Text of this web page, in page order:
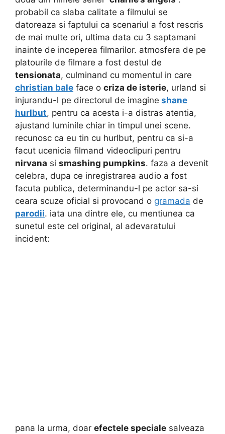
probabil ca slaba calitate a filmului se
datoreaza si faptului ca scenariul a fost rescris
de mai multe ori, ultima data cu 3 saptamani
inainte de inceperea filmarilor. atmosfera de pe
platourile de filmare a fost destul de
tensionata, culminand cu momentul in care
christian bale face o criza de isterie, urland si
injurandu-l pe directorul de imagine shane
hurlbut, pentru ca acesta i-a distras atentia,
ajustand luminile chiar in timpul unei scene.
recunosc ca eu tin cu hurlbut, pentru ca si-a
facut ucenicia filmand videoclipuri pentru
nirvana si smashing pumpkins. faza a devenit
celebra, dupa ce inregistrarea audio a fost
facuta publica, determinandu-l pe actor sa-si
ceara scuze oficial si provocand o gramada de
parodii. iata una dintre ele, cu mentiunea ca
sunetul este cel original, al adevaratului
incident:
pana la urma, doar efectele speciale salveaza